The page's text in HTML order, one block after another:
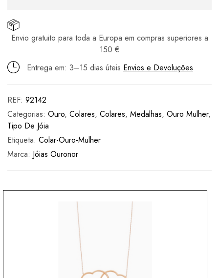
Envio gratuito para toda a Europa em compras superiores a
150 €
Entrega em: 3–15 dias úteis Envios e Devoluções
REF: 92142
Categorias: Ouro, Colares, Colares, Medalhas, Ouro Mulher,
Tipo De Jóia
Etiqueta: Colar-Ouro-Mulher
Marca: Jóias Ouronor